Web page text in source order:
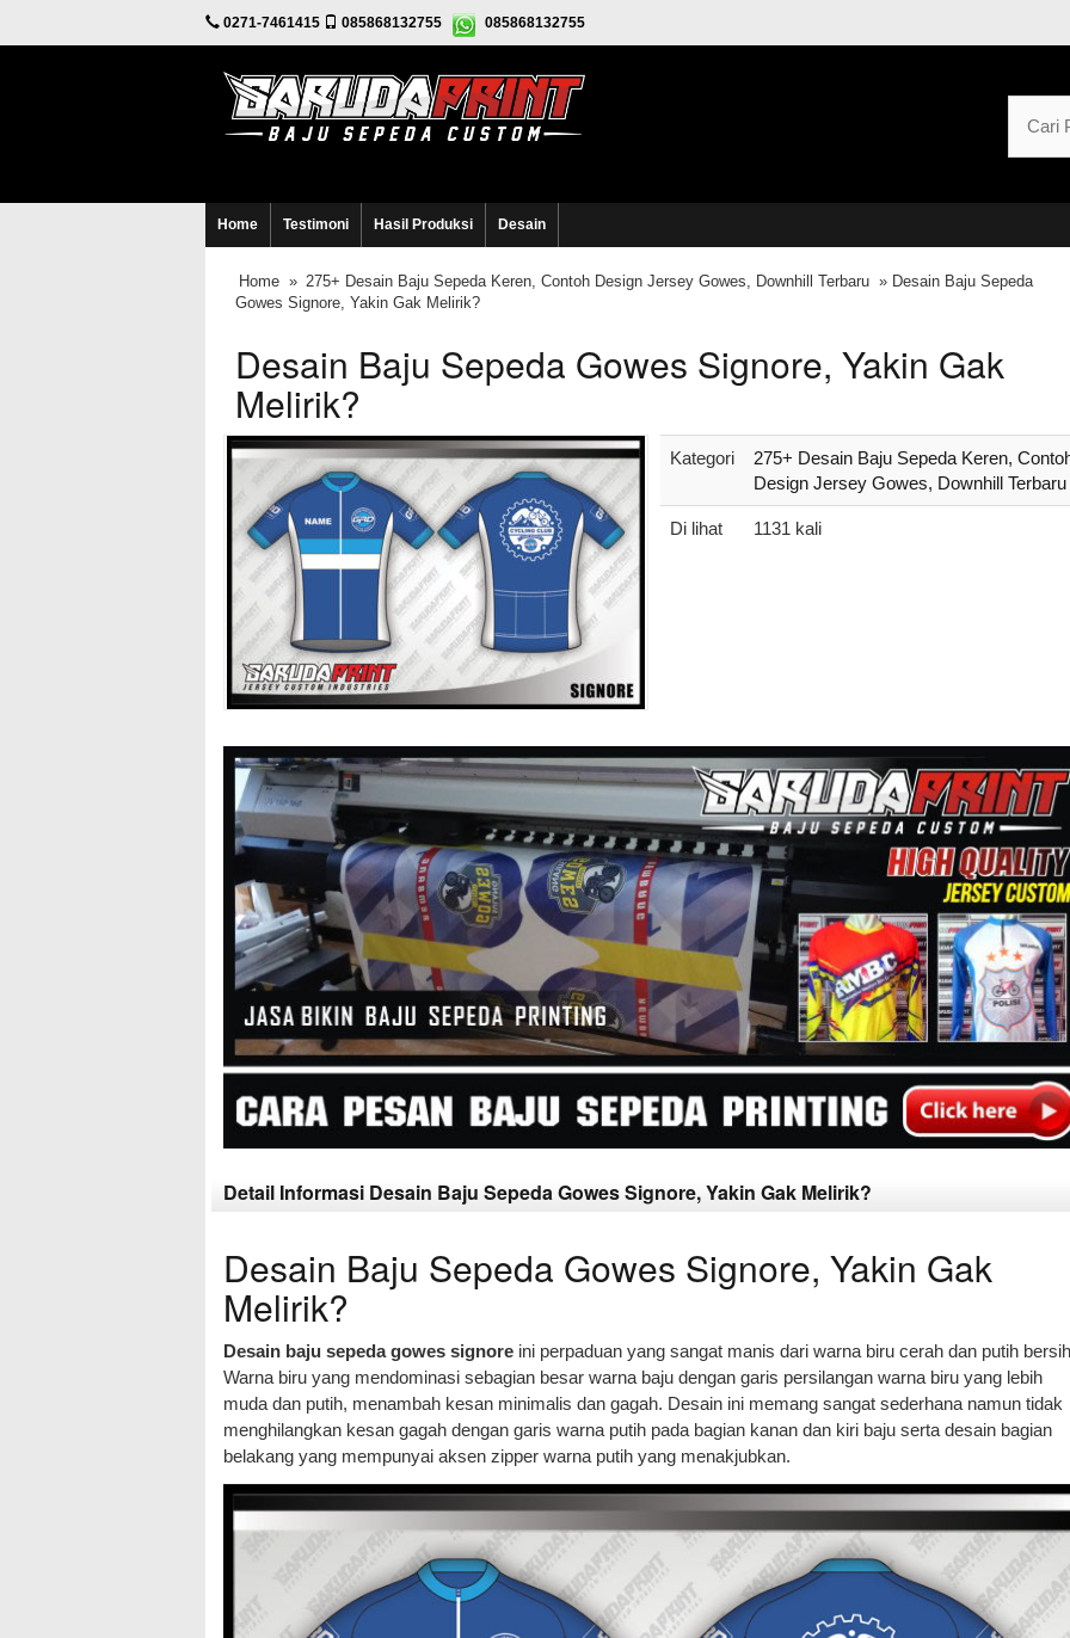
0271-7461415 085868132755 085868132755
Home Testimoni Hasil Produksi Desain
Home » 275+ Desain Baju Sepeda Keren, Contoh Design Jersey Gowes, Downhill Terbaru » Desain Baju Sepeda
Gowes Signore, Yakin Gak Melirik?
Desain Baju Sepeda Gowes Signore, Yakin Gak
Melirik?
Kategori
275+ Desain Baju Sepeda Keren,
Design Jersey Gowes, Downhill Terbaru
Di lihat 1131 kali
Detail Informasi Desain Baju Sepeda Gowes Signore, Yakin Gak Melirik?
Desain Baju Sepeda Gowes Signore, Yakin Gak
Melirik?
Desain baju sepeda gowes signore ini perpaduan yang sangat manis dari warna biru cerah dan putih
Warna biru yang mendominasi sebagian besar warna baju dengan garis persilangan warna biru yang lebih
muda dan putih, menambah kesan minimalis dan gagah. Desain ini memang sangat sederhana namun tidak
menghilangkan kesan gagah dengan garis warna putih pada bagian kanan dan kiri baju serta desain bagian
belakang yang mempunyai aksen zipper warna putih yang menakjubkan.